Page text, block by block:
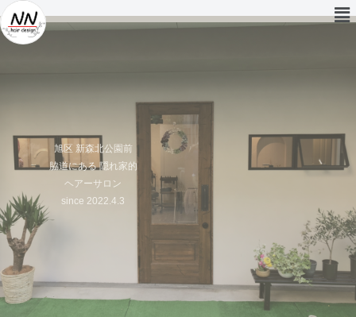
旭区 新森北公園前
脇道にある 隠れ家的
ヘアーサロン
since 2022.4.3